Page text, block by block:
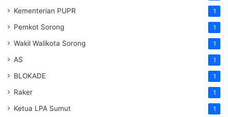
Kementerian PUPR 1
Pemkot Sorong 1
Wakil Walikota Sorong 1
AS 1
BLOKADE 1
Raker 1
Ketua LPA Sumut 1